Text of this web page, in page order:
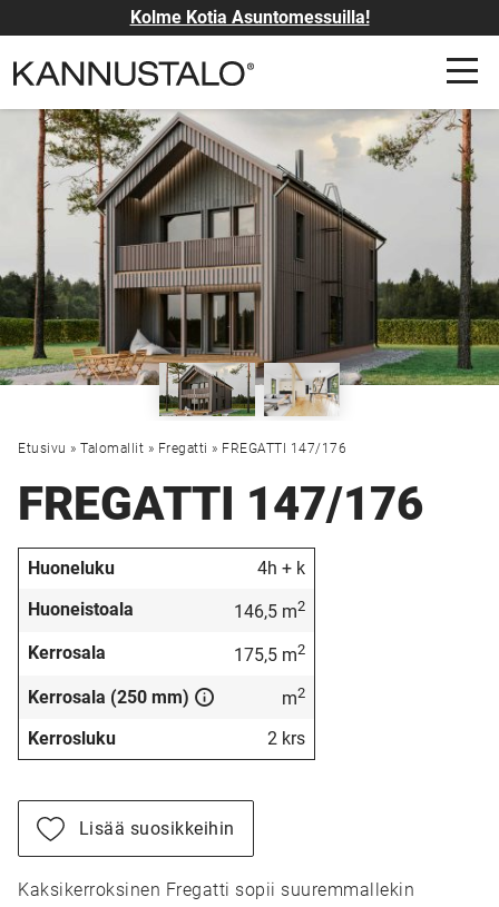
Kolme Kotia Asuntomessuilla!
Etusivu » Talomallit » Fregatti » FREGATTI 147/176
FREGATTI 147/176
Huoneluku
4h + k
Huoneistoala
146,5 m2
Kerrosala 175,5 m2
Kerrosala (250 mm) m2
Kerrosluku 2 krs
Lisää suosikkeihin
Kaksikerroksinen Fregatti sopii suuremmallekin